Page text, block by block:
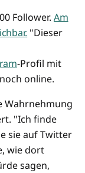
Follower. Am
"Dieser
-Profil mit
online.
Wahrnehmung
"Ich finde
sie auf Twitter
wie dort
sagen,